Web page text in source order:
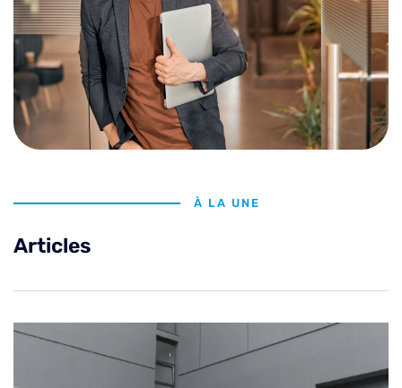
À LA UNE
Articles